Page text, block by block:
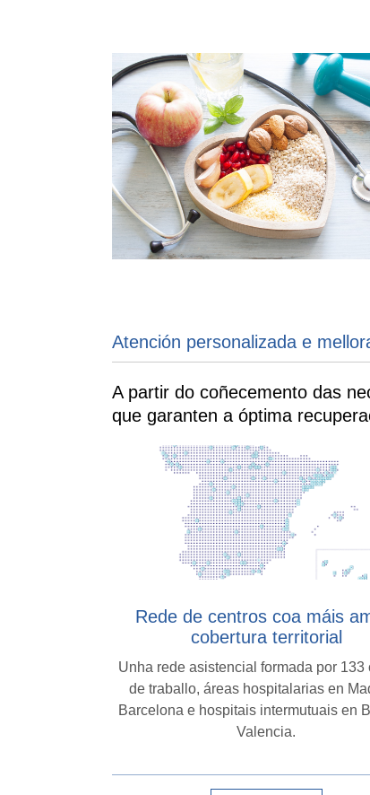
Atención personalizada e
A partir do coñecemento das
que garanten a óptima
Rede de centros coa máis
cobertura territorial
Unha rede asistencial formada por 133
de traballo, áreas hospitalarias en
Barcelona e hospitais intermutuais en
Valencia.